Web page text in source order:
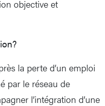
objective et
la perte d’un emploi
par le réseau de
l’intégration d’une